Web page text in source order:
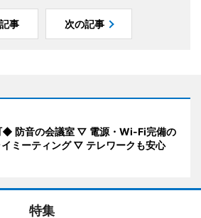
事 次の記事
防音の会議室 ▽ 電源・Wi-Fi完備の
ミーティング ▽ テレワークも安心
特集